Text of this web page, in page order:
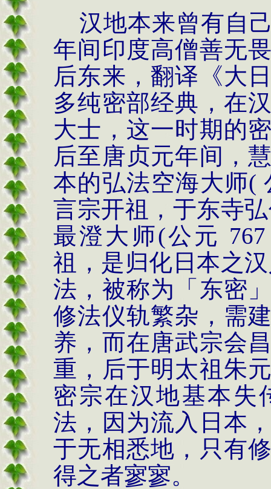
汉地本来曾有自
年间印度高僧善无
后东来，翻译《大
多纯密部经典，在
大士，这一时期的
后至唐贞元年间，
本的弘法空海大师(
言宗开祖，于东寺
最澄大师(公元 767
祖，是归化日本之
法，被称为「东密
修法仪轨繁杂，需
养，而在唐武宗会
重，后于明太祖朱
密宗在汉地基本失
法，因为流入日本
于无相悉地，只有
得之者寥寥。